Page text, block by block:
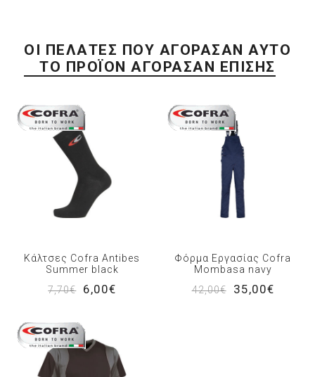
ΟΙ ΠΕΛΆΤΕΣ ΠΟΥ ΑΓΌΡΑΣΑΝ ΑΥΤΌ
ΤΟ ΠΡΟΪΌΝ ΑΓΌΡΑΣΑΝ ΕΠΊΣΗΣ
Κάλτσες Cofra Antibes
Summer black
7,70€
6,00€
Φόρμα Εργασίας Cofra
Mombasa navy
42,00€
35,00€